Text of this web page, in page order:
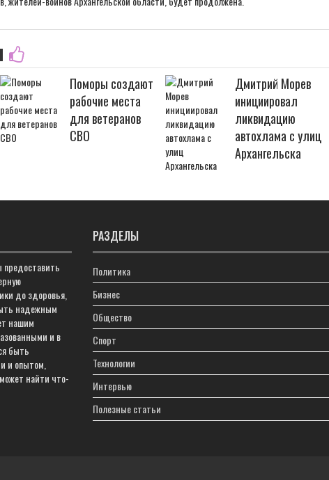
Поморы создают
рабочие места
для ветеранов
СВО
Дмитрий Морев
инициировал
ликвидацию
автохлама с улиц
Архангельска
предоставить
до здоровья,
надежным
нашим
и в
быть
и опытом,
найти что-
РАЗДЕЛЫ
Политика
Бизнес
Общество
Спорт
Технологии
Интервью
Полезные статьи